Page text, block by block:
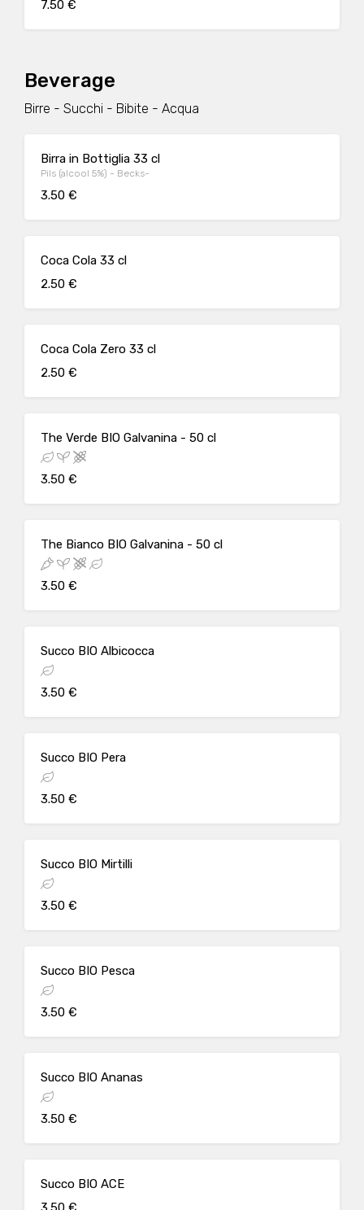
7.50 €
Beverage
Birre - Succhi - Bibite - Acqua
Birra in Bottiglia 33 cl
Pils (alcool 5%) - Becks-
3.50 €
Coca Cola 33 cl
2.50 €
Coca Cola Zero 33 cl
2.50 €
The Verde BIO Galvanina - 50 cl
3.50 €
The Bianco BIO Galvanina - 50 cl
3.50 €
Succo BIO Albicocca
3.50 €
Succo BIO Pera
3.50 €
Succo BIO Mirtilli
3.50 €
Succo BIO Pesca
3.50 €
Succo BIO Ananas
3.50 €
Succo BIO ACE